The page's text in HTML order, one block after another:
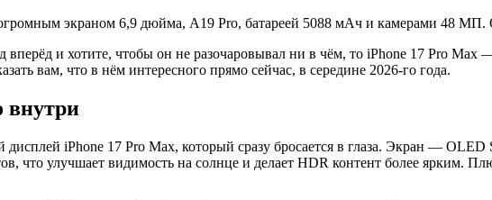
экраном 6,9 дюйма, A19 Pro, батареей 5088 мАч и камерами 48
вперёд и хотите, чтобы он не разочаровывал ни в чём, то iPhone 17 Pro
вам, что в нём интересного прямо сейчас, в середине 2026-го года.
внутри
iPhone 17 Pro Max, который сразу бросается в глаза. Экран —
что улучшает видимость на солнце и делает HDR контент более ярким.